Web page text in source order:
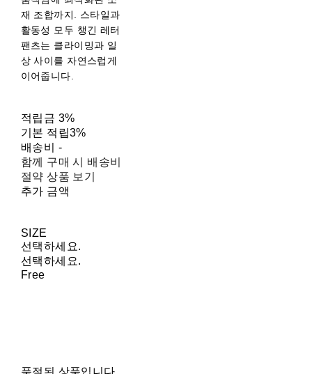
재 조합까지. 스타일과
활동성 모두 챙긴 레터
팬츠는 클라이밍과 일
상 사이를 자연스럽게
이어줍니다.
적립금 3%
기본 적립3%
배송비 -
함께 구매 시 배송비
절약 상품 보기
추가 금액
SIZE
선택하세요.
선택하세요.
Free
품절된 상품입니다.